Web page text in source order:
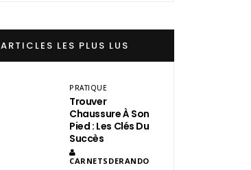
ARTICLES LES PLUS LUS
PRATIQUE
Trouver
Chaussure À Son
Pied : Les Clés Du
Succès
CARNETSDERANDO